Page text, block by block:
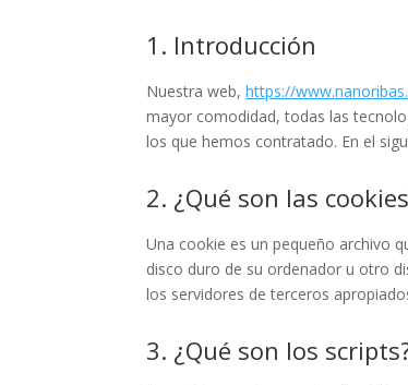
1. Introducción
Nuestra web,https://
mayor comodidad, todas las
los que hemos contratado. En el
2. ¿Qué son las
Una cookie es un pequeño archivo
disco duro de su ordenador u otro
los servidores de terceros
3. ¿Qué son los